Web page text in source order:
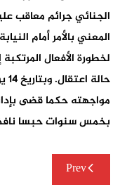
الجنائي جرائم معاقب
المعني بالأمر أمام
لخطورة الأفعال
مواجهته حكما قضى
بخمس سنوات حبسا نافذا
تصفّح
المقالاتPrev